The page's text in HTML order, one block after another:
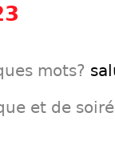
mots?
et de